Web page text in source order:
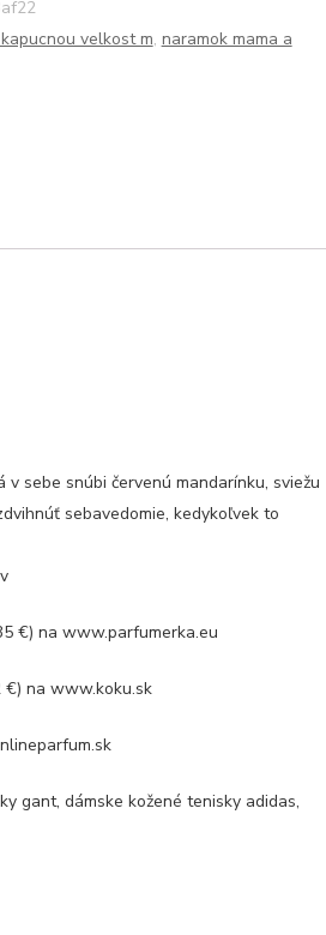
velkost m, naramok mama a
sebe snúbi červenú mandarínku, sviežu
sebavedomie, kedykoľvek to
€) na www.parfumerka.eu
€) na www.koku.sk
gant, dámske kožené tenisky adidas,